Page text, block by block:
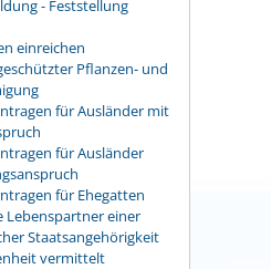
- Feststellung
einreichen
Pflanzen- und
für Ausländer mit
für Ausländer
für Ehegatten
Lebenspartner einer
Staatsangehörigkeit
vermittelt